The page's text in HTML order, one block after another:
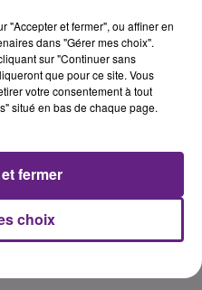
"Accepter et fermer", ou affiner en
dans "Gérer mes choix".
sur "Continuer sans
que pour ce site. Vous
votre consentement à tout
situé en bas de chaque page.
choix
fermer